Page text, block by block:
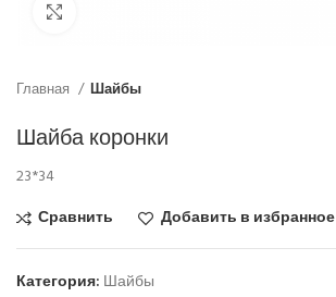
Главная Шайбы
Шайба коронки
23*34
Сравнить
Добавить в избранное
Категория: Шайбы